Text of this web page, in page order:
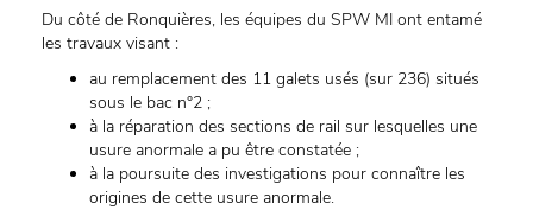
Du côté de Ronquières, les équipes du SPW MI ont entamé
les travaux visant :
au remplacement des 11 galets usés (sur 236) situés
sous le bac n°2 ;
à la réparation des sections de rail sur lesquelles une
usure anormale a pu être constatée ;
à la poursuite des investigations pour connaître les
origines de cette usure anormale.